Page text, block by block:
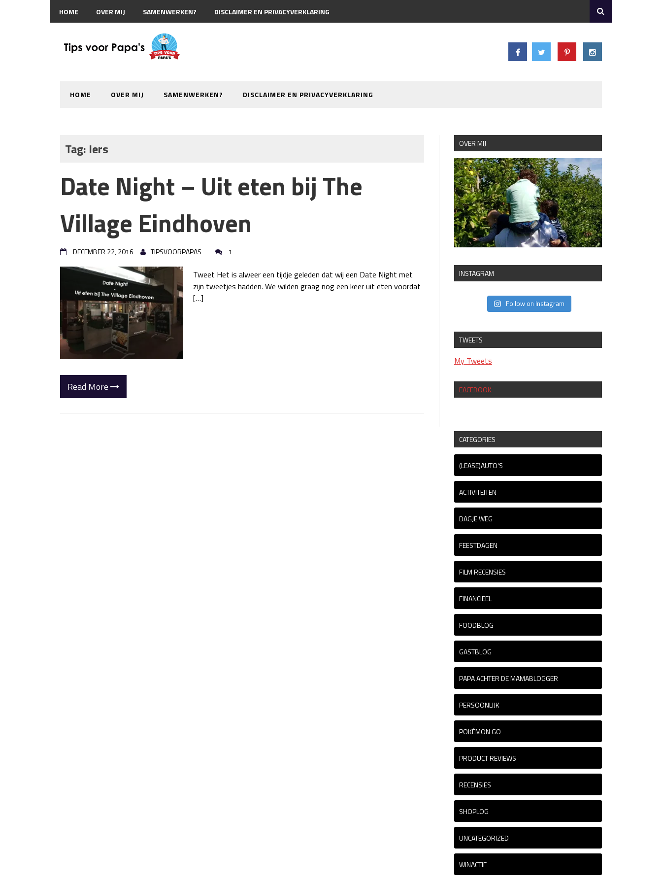
HOME OVER MIJ SAMENWERKEN? DISCLAIMER EN PRIVACYVERKLARING
HOME OVER MIJ SAMENWERKEN? DISCLAIMER EN PRIVACYVERKLARING
Tag: Iers
Date Night – Uit eten bij The
Village Eindhoven
DECEMBER 22, 2016 TIPSVOORPAPAS 1
Tweet Het is alweer een tijdje geleden dat wij een Date Night met
zijn tweetjes hadden. We wilden graag nog een keer uit eten voordat
[…]
Read More
OVER MIJ
INSTAGRAM
Follow on Instagram
TWEETS
My Tweets
FACEBOOK
CATEGORIES
(LEASE)AUTO'S
ACTIVITEITEN
DAGJE WEG
FEESTDAGEN
FILM RECENSIES
FINANCIEEL
FOODBLOG
GASTBLOG
PAPA ACHTER DE MAMABLOGGER
PERSOONLIJK
POKÉMON GO
PRODUCT REVIEWS
RECENSIES
SHOPLOG
UNCATEGORIZED
WINACTIE